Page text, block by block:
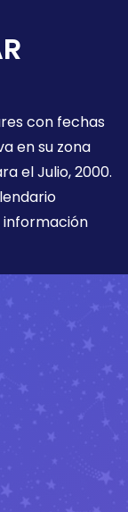
con fechas
en su zona
el Julio, 2000.
información